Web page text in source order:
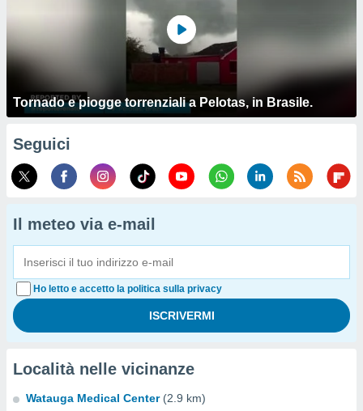
Tornado e piogge torrenziali a Pelotas, in Brasile.
Seguici
Il meteo via e-mail
Ho letto e accetto la politica sulla privacy
Località nelle vicinanze
Watauga Medical Center (2.9 km)